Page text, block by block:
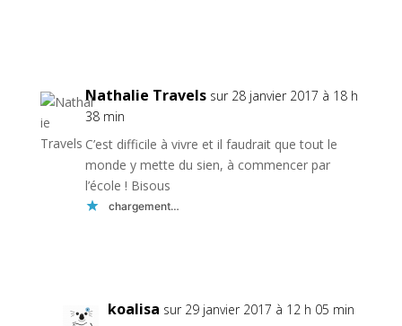
Nathalie Travels sur 28 janvier 2017 à 18 h
38 min
C’est difficile à vivre et il faudrait que tout le
monde y mette du sien, à commencer par
l’école ! Bisous
chargement…
koalisa sur 29 janvier 2017 à 12 h 05 min